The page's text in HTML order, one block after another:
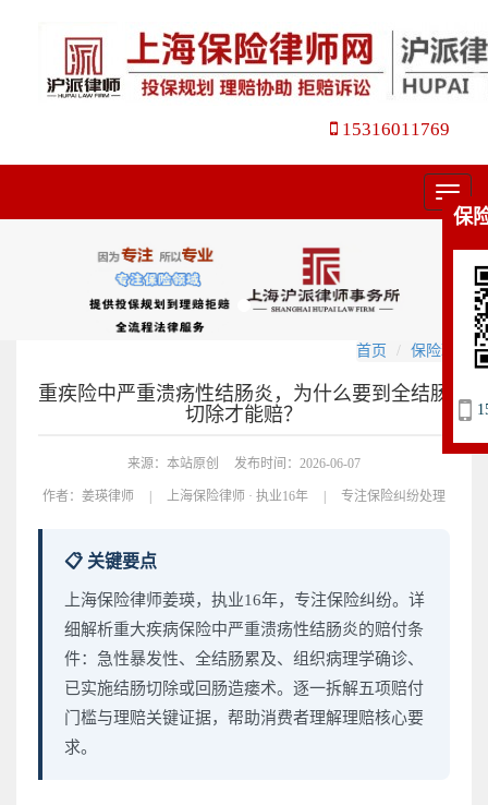
15316011769
菜
单
首页 保险理赔
重疾险中严重溃疡性结肠炎，为什么要到全结肠
切除才能赔？
来源：本站原创 发布时间：2026-06-07
作者： 姜瑛律师 | 上海保险律师 · 执业16年 | 专注保险纠纷处理
📋 关键要点
上海保险律师姜瑛，执业16年，专注保险纠纷。详
细解析重大疾病保险中严重溃疡性结肠炎的赔付条
件：急性暴发性、全结肠累及、组织病理学确诊、
已实施结肠切除或回肠造瘘术。逐一拆解五项赔付
门槛与理赔关键证据，帮助消费者理解理赔核心要
求。
保